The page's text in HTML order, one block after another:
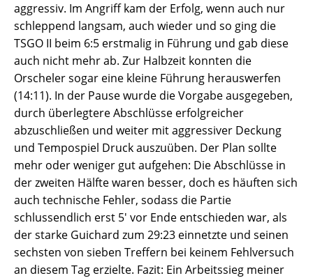
aggressiv. Im Angriff kam der Erfolg, wenn auch nur
schleppend langsam, auch wieder und so ging die
TSGO II beim 6:5 erstmalig in Führung und gab diese
auch nicht mehr ab. Zur Halbzeit konnten die
Orscheler sogar eine kleine Führung herauswerfen
(14:11). In der Pause wurde die Vorgabe ausgegeben,
durch überlegtere Abschlüsse erfolgreicher
abzuschließen und weiter mit aggressiver Deckung
und Tempospiel Druck auszuüben. Der Plan sollte
mehr oder weniger gut aufgehen: Die Abschlüsse in
der zweiten Hälfte waren besser, doch es häuften sich
auch technische Fehler, sodass die Partie
schlussendlich erst 5' vor Ende entschieden war, als
der starke Guichard zum 29:23 einnetzte und seinen
sechsten von sieben Treffern bei keinem Fehlversuch
an diesem Tag erzielte. Fazit: Ein Arbeitssieg meiner